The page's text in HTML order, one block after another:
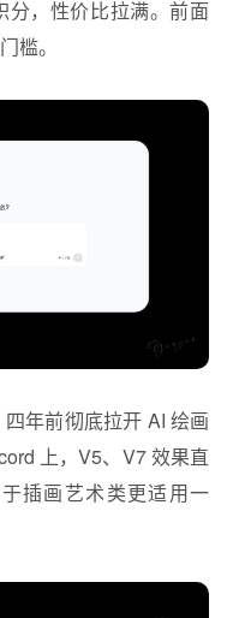
，性价比拉满。前面
槛。
年前彻底拉开 AI 绘画
上，V5、V7 效果直
插画艺术类更适用一